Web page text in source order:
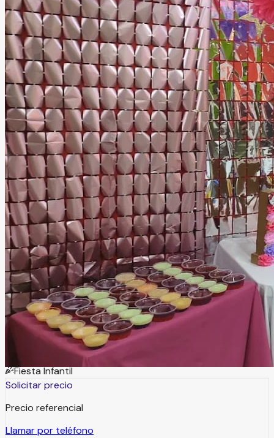
Chinconcuines Toluca
Toluca, Estado de México Salón Infantil
Información
Un pequeño lugar para grandes recuerdos. Creamos el
espacio perfecto para que cada evento infantil se
convierta en una experiencia inolvidable.
Tipos de eventos
Fiesta Infantil
Solicitar precio
Precio referencial
Llamar por teléfono